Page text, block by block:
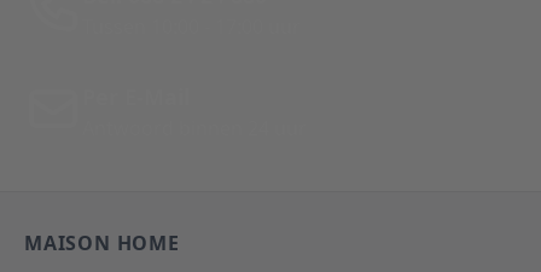
MAISON HOME